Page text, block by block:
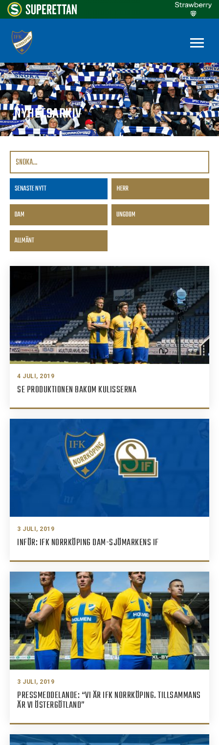
NYHETSARKIV
SENASTE NYTT HERR
DAM UNGDOM
ALLMÄNT
4 JULI, 2019
SE PRODUKTIONEN BAKOM KULISSERNA
3 JULI, 2019
INFÖR: IFK NORRKÖPING DAM-SJÖMARKENS IF
3 JULI, 2019
PRESSMEDDELANDE: “VI ÄR IFK NORRKÖPING. TILLSAMMANS
ÄR VI ÖSTERGÖTLAND”